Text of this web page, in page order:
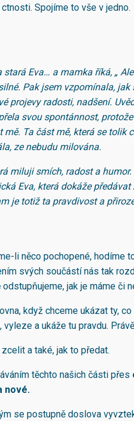
Spojíme to vše v jedno.
Eva… a mamka říká, „
Pak jsem vzpomínala,
projevy radosti, nadšení.
svou spontánnost,
Ta část mě, která se tolik
ze nebudu milována.
miluji smích, radost a
Eva, která dokáže
je totiž ta pravdivost a
li něco pochopené, hodíme
svých součástí nás tak
jak je máme či
když chceme ukázat ty,
vyleze a ukáže tu pravdu.
a také, jak to předat.
těchto našich části přes
nové.
se postupně doslova